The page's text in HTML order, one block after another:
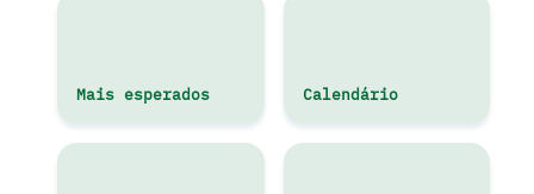
Mais esperados Calendário